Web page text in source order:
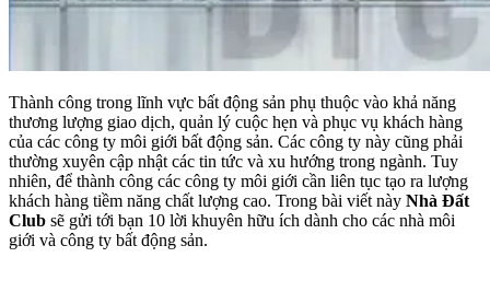
Thành công trong lĩnh vực bất động sản phụ thuộc vào khả năng
thương lượng giao dịch, quản lý cuộc hẹn và phục vụ khách hàng
của các công ty môi giới bất động sản. Các công ty này cũng phải
thường xuyên cập nhật các tin tức và xu hướng trong ngành. Tuy
nhiên, để thành công các công ty môi giới cần liên tục tạo ra lượng
khách hàng tiềm năng chất lượng cao. Trong bài viết này Nhà Đất
Club sẽ gửi tới bạn 10 lời khuyên hữu ích dành cho các nhà môi
giới và công ty bất động sản.